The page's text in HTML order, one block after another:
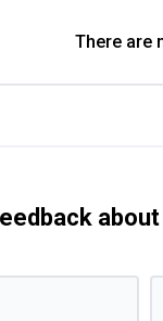
There are